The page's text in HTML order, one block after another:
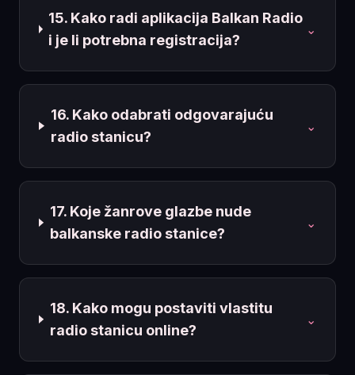
15. Kako radi aplikacija Balkan Radio
i je li potrebna registracija?
⌄
16. Kako odabrati odgovarajuću
radio stanicu?
⌄
17. Koje žanrove glazbe nude
balkanske radio stanice?
⌄
18. Kako mogu postaviti vlastitu
radio stanicu online?
⌄